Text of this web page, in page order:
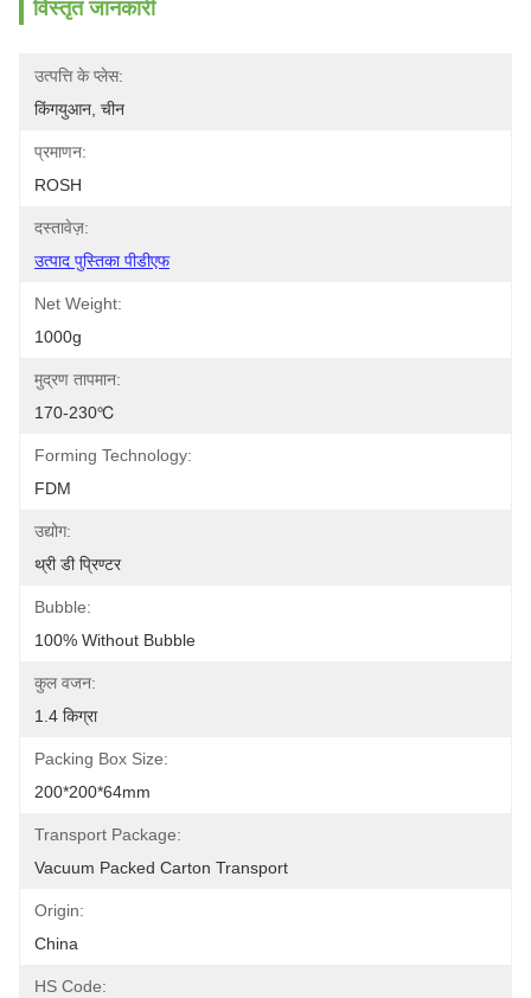
विस्तृत जानकारी
उत्पत्ति के प्लेस:
किंगयुआन, चीन
प्रमाणन:
ROSH
दस्तावेज़:
उत्पाद पुस्तिका पीडीएफ
Net Weight:
1000g
मुद्रण तापमान:
170-230℃
Forming Technology:
FDM
उद्योग:
थ्री डी प्रिण्टर
Bubble:
100% Without Bubble
कुल वजन:
1.4 किग्रा
Packing Box Size:
200*200*64mm
Transport Package:
Vacuum Packed Carton Transport
Origin:
China
HS Code: